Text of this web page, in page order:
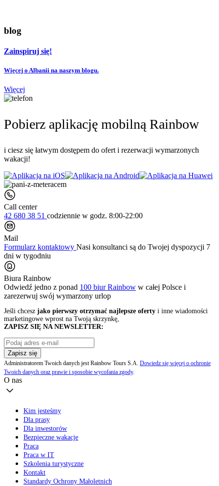
blog
Zainspiruj się!
Więcej o Albanii na naszym blogu.
Więcej
Pobierz aplikację mobilną Rainbow
i ciesz się łatwym dostępem do ofert i rezerwacji wymarzonych
wakacji!
Call center
42 680 38 51 codziennie w godz. 8:00-22:00
Mail
Formularz kontaktowy Nasi konsultanci są do Twojej dyspozycji 7
dni w tygodniu
Biura Rainbow
Odwiedź jedno z ponad 100 biur Rainbow w całej Polsce i
zarezerwuj swój wymarzony urlop
Jeśli chcesz jako pierwszy otrzymać najlepsze oferty i inne wiadomości
marketingowe wprost na Twoją skrzynkę,
ZAPISZ SIĘ NA NEWSLETTER:
Zapisz się
Administratorem Twoich danych jest Rainbow Tours S.A. Dowiedz się więcej o ochronie
Twoich danych oraz prawie i sposobie wycofania zgody.
O nas
Kim jesteśmy
Dla prasy
Dla inwestorów
Bezpieczne wakacje
Praca
Praca w IT
Szkolenia turystyczne
Kontakt
Standardy Ochrony Małoletnich